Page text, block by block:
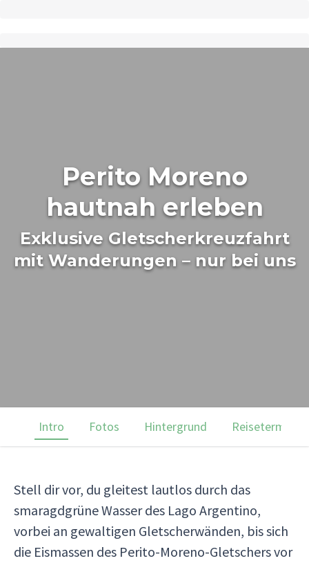
Perito Moreno
hautnah erleben
Exklusive Gletscherkreuzfahrt
mit Wanderungen – nur bei uns
Intro Fotos Hintergrund Reisetermine
Stell dir vor, du gleitest lautlos durch das
smaragdgrüne Wasser des Lago Argentino,
vorbei an gewaltigen Gletscherwänden, bis sich
die Eismassen des Perito-Moreno-Gletschers vor